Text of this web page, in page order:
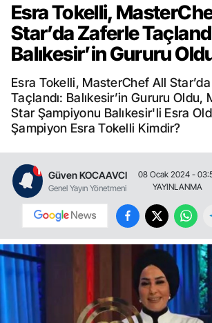
Esra Tokelli,
Star’da Zaferle
Balıkesir’in Gururu
Esra Tokelli, MasterChef All
Taçlandı: Balıkesir’in Gururu Oldu,
Star Şampiyonu Balıkesir'li Esra
Şampiyon Esra Tokelli Kimdir?
Güven KOCAAVCI
Genel Yayın Yönetmeni
08 Ocak 2024 -
YAYINLANMA